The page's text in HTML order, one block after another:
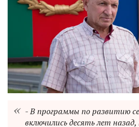
- В программы по развитию
включились десять лет назад,